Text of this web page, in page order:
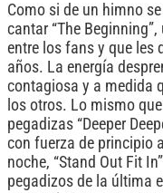
Como si de un himno
cantar “The
entre los fans y que les
años. La energía
contagiosa y a medida
los otros. Lo mismo
pegadizas “Deeper
con fuerza de principio
noche, “Stand Out Fit
pegadizos de la última